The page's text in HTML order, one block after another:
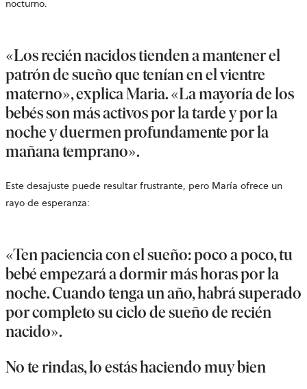
nocturno.
«Los recién nacidos tienden a mantener el
patrón de sueño que tenían en el vientre
materno», explica Maria. «La mayoría de los
bebés son más activos por la tarde y por la
noche y duermen profundamente por la
mañana temprano».
Este desajuste puede resultar frustrante, pero María ofrece un
rayo de esperanza:
«Ten paciencia con el sueño: poco a poco, tu
bebé empezará a dormir más horas por la
noche. Cuando tenga un año, habrá superado
por completo su ciclo de sueño de recién
nacido».
No te rindas, lo estás haciendo muy bien